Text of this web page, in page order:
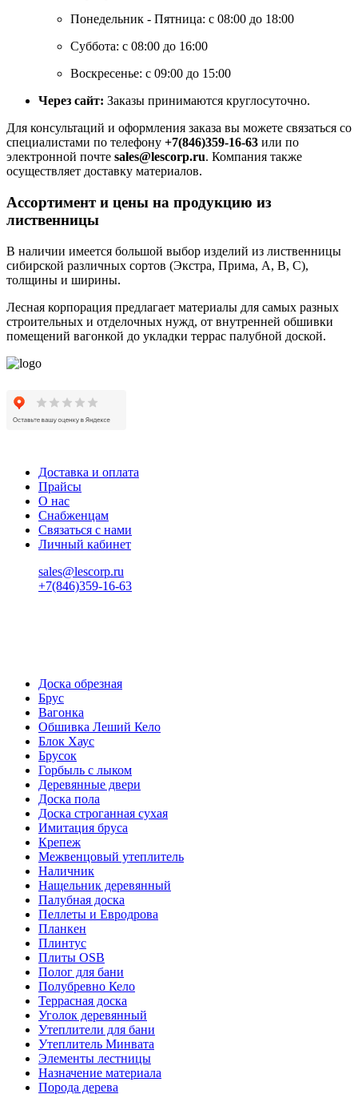
Понедельник - Пятница: с 08:00 до 18:00
Суббота: с 08:00 до 16:00
Воскресенье: с 09:00 до 15:00
Через сайт: Заказы принимаются круглосуточно.
Для консультаций и оформления заказа вы можете связаться со
специалистами по телефону +7(846)359-16-63 или по
электронной почте sales@lescorp.ru. Компания также
осуществляет доставку материалов.
Ассортимент и цены на продукцию из
лиственницы
В наличии имеется большой выбор изделий из лиственницы
сибирской различных сортов (Экстра, Прима, А, В, С),
толщины и ширины.
Лесная корпорация предлагает материалы для самых разных
строительных и отделочных нужд, от внутренней обшивки
помещений вагонкой до укладки террас палубной доской.
Доставка и оплата
Прайсы
О нас
Снабженцам
Связаться с нами
Личный кабинет
sales@lescorp.ru
+7(846)359-16-63
Доска обрезная
Брус
Вагонка
Обшивка Леший Кело
Блок Хаус
Брусок
Горбыль с лыком
Деревянные двери
Доска пола
Доска строганная сухая
Имитация бруса
Крепеж
Межвенцовый утеплитель
Наличник
Нащельник деревянный
Палубная доска
Пеллеты и Евродрова
Планкен
Плинтус
Плиты OSB
Полог для бани
Полубревно Кело
Террасная доска
Уголок деревянный
Утеплители для бани
Утеплитель Минвата
Элементы лестницы
Назначение материала
Порода дерева